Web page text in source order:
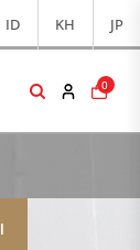
ID KH JP
0